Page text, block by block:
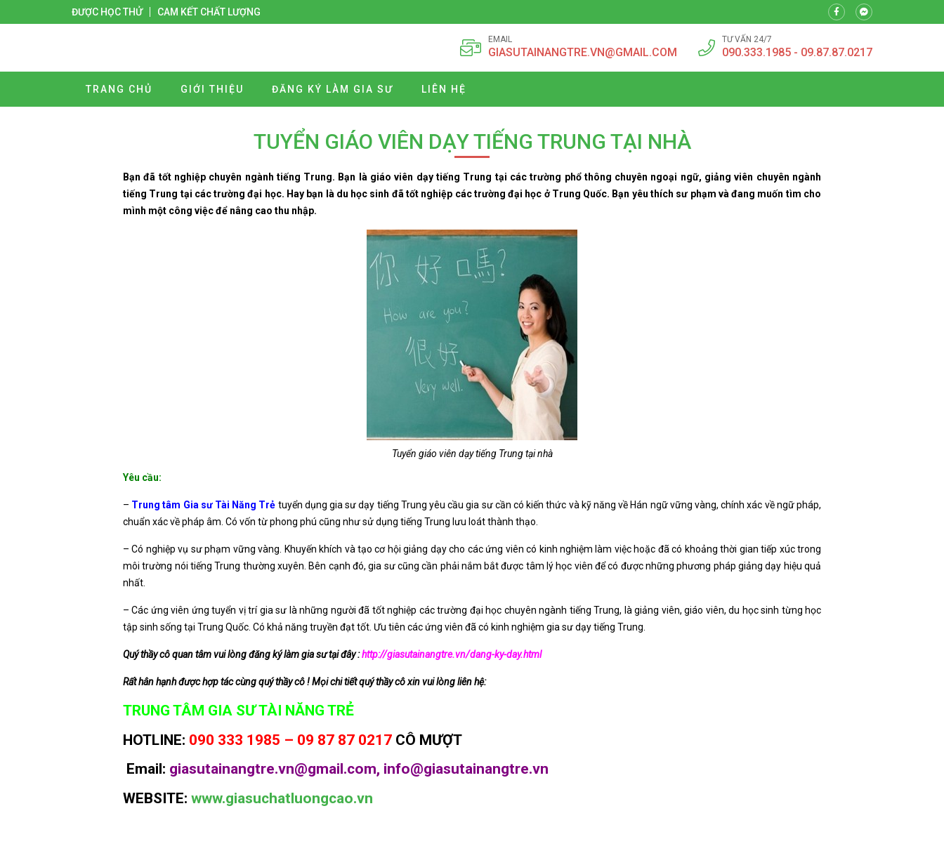
ĐƯỢC HỌC THỬ CAM KẾT CHẤT LƯỢNG
EMAIL
GIASUTAINANGTRE.VN@GMAIL.COM
TƯ VẤN 24/7
090.333.1985 - 09.87.87.0217
TRANG CHỦ GIỚI THIỆU ĐĂNG KÝ LÀM GIA SƯ LIÊN HỆ
TUYỂN GIÁO VIÊN DẠY TIẾNG TRUNG TẠI NHÀ
Bạn đã tốt nghiệp chuyên ngành tiếng Trung. Bạn là giáo viên dạy tiếng Trung tại các trường phổ thông chuyên ngoại ngữ, giảng viên chuyên ngành
tiếng Trung tại các trường đại học. Hay bạn là du học sinh đã tốt nghiệp các trường đại học ở Trung Quốc. Bạn yêu thích sư phạm và đang muốn tìm cho
mình một công việc để nâng cao thu nhập.
Tuyển giáo viên dạy tiếng Trung tại nhà
Yêu cầu:
– Trung tâm Gia sư Tài Năng Trẻ tuyển dụng gia sư dạy tiếng Trung yêu cầu gia sư cần có kiến thức và kỹ năng về Hán ngữ vững vàng, chính xác về ngữ pháp,
chuẩn xác về pháp âm. Có vốn từ phong phú cũng như sử dụng tiếng Trung lưu loát thành thạo.
– Có nghiệp vụ sư phạm vững vàng. Khuyến khích và tạo cơ hội giảng dạy cho các ứng viên có kinh nghiệm làm việc hoặc đã có khoảng thời gian tiếp xúc trong
môi trường nói tiếng Trung thường xuyên. Bên cạnh đó, gia sư cũng cần phải nắm bắt được tâm lý học viên để có được những phương pháp giảng dạy hiệu quả
nhất.
– Các ứng viên ứng tuyển vị trí gia sư là những người đã tốt nghiệp các trường đại học chuyên ngành tiếng Trung, là giảng viên, giáo viên, du học sinh từng học
tập sinh sống tại Trung Quốc. Có khả năng truyền đạt tốt. Ưu tiên các ứng viên đã có kinh nghiệm gia sư dạy tiếng Trung.
Quý thầy cô quan tâm vui lòng đăng ký làm gia sư tại đây :http://giasutainangtre.vn/dang-ky-day.html
Rất hân hạnh được hợp tác cùng quý thầy cô ! Mọi chi tiết quý thầy cô xin vui lòng liên hệ:
TRUNG TÂM GIA SƯ TÀI NĂNG TRẺ
HOTLINE: 090 333 1985 – 09 87 87 0217 CÔ MƯỢT
Email: giasutainangtre.vn@gmail.com, info@giasutainangtre.vn
WEBSITE: www.giasuchatluongcao.vn